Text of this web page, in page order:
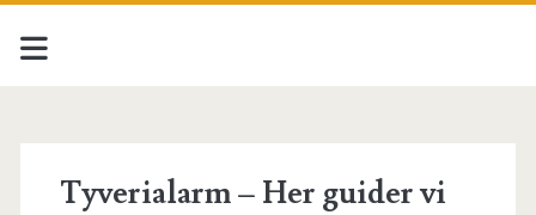
Tyverialarm – Her guider vi